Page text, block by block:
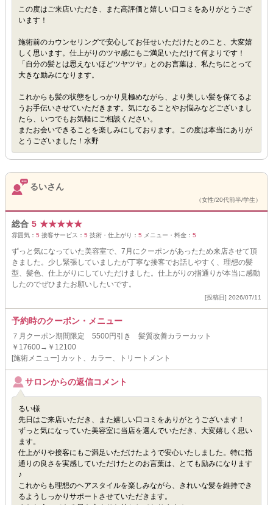
この度はご来店いただき、また高評価と嬉しい口コミをありがとうござ
います！
施術前のカウンセリングで安心してお任せいただけたとのこと、大変嬉
しく思います。仕上がりのツヤ感にもご満足いただけて何よりです！
「自分の髪とは思えないほどツヤツヤ」とのお言葉は、私たちにとって
大きな励みになります。
これからも髪の状態をしっかり見極めながら、より美しい髪を保てるよ
うお手伝いさせていただきます。気になることやお悩みなどございまし
たら、いつでもお気軽にご相談ください。
またお会いできることを楽しみにしております。この度は本当にありが
とうございました！水野
るいさん
（女性/20代前半/学生）
総合 5 ★★★★★
雰囲気： 5 接客サービス： 5 技術・仕上がり： 5 メニュー・料金： 5
ずっと気になっていた美容室で、7月にクーポンがあったため来店させて頂
きました。少し緊張していましたが丁寧な接客でお話しやすく、理想の髪
型、髪色、仕上がりにしていただけました。仕上がりの指通りが本当に感動
したのでぜひまたお願いしたいです。
[投稿日] 2026/07/11
予約時のクーポン・メニュー
７月クーポン期間限定 5500円引き 髪質改善カラーカット
￥17600→￥12100
[施術メニュー] カット、カラー、トリートメント
サロンからの返信コメント
るい様
先日はご来店いただき、また嬉しい口コミをありがとうございます！
ずっと気になっていた美容室に当店を選んでいただき、大変嬉しく思い
ます。
仕上がりや接客にもご満足いただけたようで安心いたしました。特に指
通りの良さを実感していただけたとのお言葉は、とても励みになります
♪
これからも理想のヘアスタイルを楽しみながら、きれいな髪を維持でき
るようしっかりサポートさせていただきます。